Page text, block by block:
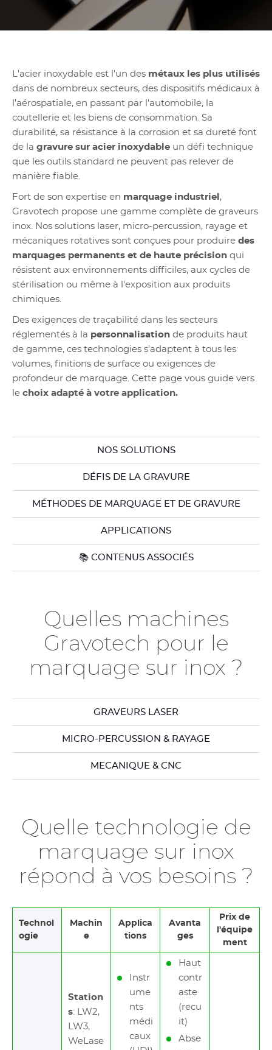
L'acier inoxydable est l'un des métaux les plus utilisés
dans de nombreux secteurs, des dispositifs médicaux à
l'aérospatiale, en passant par l'automobile, la
coutellerie et les biens de consommation. Sa
durabilité, sa résistance à la corrosion et sa dureté font
de la gravure sur acier inoxydable un défi technique
que les outils standard ne peuvent pas relever de
manière fiable.
Fort de son expertise en marquage industriel ,
Gravotech propose une gamme complète de graveurs
inox. Nos solutions laser, micro-percussion, rayage et
mécaniques rotatives sont conçues pour produire des
marquages permanents et de haute précision qui
résistent aux environnements difficiles, aux cycles de
stérilisation ou même à l'exposition aux produits
chimiques.
Des exigences de traçabilité dans les secteurs
réglementés à la personnalisation de produits haut
de gamme, ces technologies s'adaptent à tous les
volumes, finitions de surface ou exigences de
profondeur de marquage. Cette page vous guide vers
le choix adapté à votre application.
NOS SOLUTIONS
DÉFIS DE LA GRAVURE
MÉTHODES DE MARQUAGE ET DE GRAVURE
APPLICATIONS
📚 CONTENUS ASSOCIÉS
Quelles machines
Gravotech pour le
marquage sur inox ?
GRAVEURS LASER
MICRO-PERCUSSION & RAYAGE
MECANIQUE & CNC
Quelle technologie de
marquage sur inox
répond à vos besoins ?
Technol
ogie
Machin
e
Applica
tions
Avanta
ges
Prix de
l'équipe
ment
Station
s: LW2,
LW3,
WeLase
Instr
ume
nts
médi
caux
Haut
contr
aste
(recu
it)
Abse